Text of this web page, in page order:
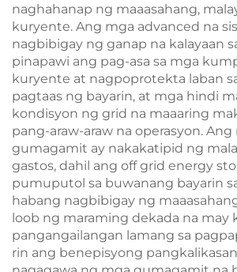
naghahanap ng maaasahang,
kuryente. Ang mga advanced na
nagbibigay ng ganap na kalayaan
pinapawi ang pag-asa sa mga
kuryente at nagpoprotekta laban
pagtaas ng bayarin, at mga hindi
kondisyon ng grid na maaaring
pang-araw-araw na operasyon. Ang
gumagamit ay nakakatipid ng
gastos, dahil ang off grid energy
pumuputol sa buwanang bayarin
habang nagbibigay ng
loob ng maraming dekada na may
pangangailangan lamang sa
rin ang benepisyong